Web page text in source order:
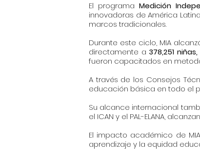
El programa Medición
innovadoras de América
marcos tradicionales.
Durante este ciclo, MIA
directamente a 378,251
fueron capacitados en
A través de los Consejos
educación básica en todo el
Su alcance internacional
el ICAN y el PAL-ELANA,
El impacto académico de
aprendizaje y la equidad